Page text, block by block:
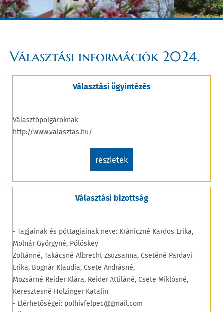
Választási információk 2024.
Választási ügyintézés
Választópolgároknak
http://www.valasztas.hu/
részletek
Választási bizottság
• Tagjainak és póttagjainak neve: Krániczné Kardos Erika,
Molnár Györgyné, Pölöskey
Zoltánné, Takácsné Albrecht Zsuzsanna, Cseténé Pardavi
Erika, Bognár Klaudia, Csete Andrásné,
Mozsárné Reider Klára, Reider Attiláné, Csete Miklósné,
Keresztesné Holzinger Katalin
• Elérhetőségei: polhivfelpec@gmail.com